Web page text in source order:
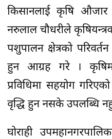
किसानलाई कृषि औजार
नरुलाल चौधरीले
पशुपालन क्षेत्रको
हुन आग्रह गरे ।
प्रविधिमा सहयोग
वृद्धि हुन नसके उपलब्धि
घोराही